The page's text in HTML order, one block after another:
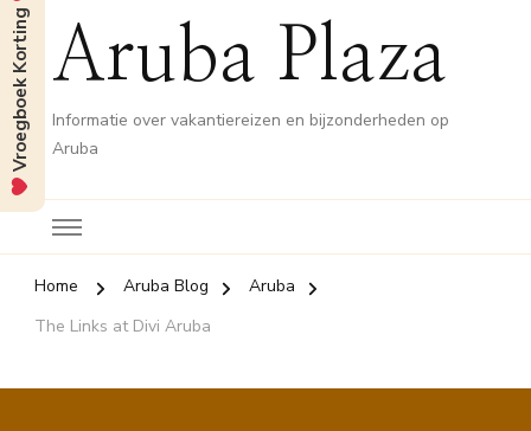
Aruba Plaza
Informatie over vakantiereizen en bijzonderheden op
Aruba
Home Aruba Blog
Aruba
The Links at Divi Aruba
Vroegboek Korting